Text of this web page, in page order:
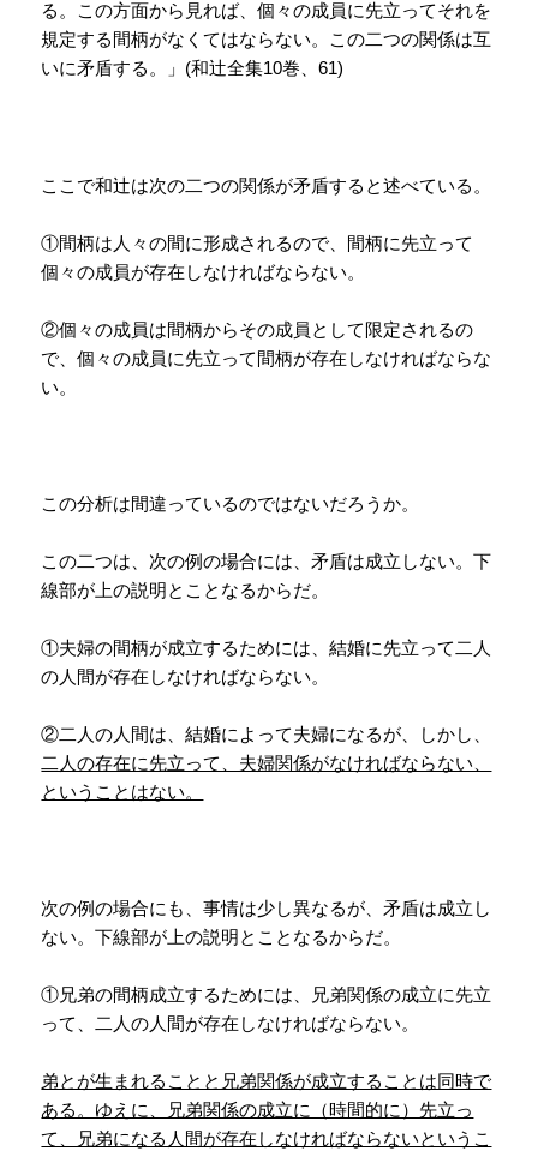
る。この方面から見れば、個々の成員に先立ってそれを
規定する間柄がなくてはならない。この二つの関係は互
いに矛盾する。」 (和辻全集10巻、61)
ここで和辻は次の二つの関係が矛盾すると述べている。
①間柄は人々の間に形成されるので、間柄に先立って
個々の成員が存在しなければならない。
②個々の成員は間柄からその成員として限定されるの
で、個々の成員に先立って間柄が存在しなければならな
い。
この分析は間違っているのではないだろうか。
この二つは、次の例の場合には、矛盾は成立しない。下
線部が上の説明とことなるからだ。
①夫婦の間柄が成立するためには、結婚に先立って二人
の人間が存在しなければならない。
②二人の人間は、結婚によって夫婦になるが、しかし、
二人の存在に先立って、夫婦関係がなければならない、
ということはない。
次の例の場合にも、事情は少し異なるが、矛盾は成立し
ない。下線部が上の説明とことなるからだ。
①兄弟の間柄成立するためには、兄弟関係の成立に先立
って、二人の人間が存在しなければならない。
弟とが生まれることと兄弟関係が成立することは同時で
ある。ゆえに、兄弟関係の成立に（時間的に）先立っ
て、兄弟になる人間が存在しなければならないというこ